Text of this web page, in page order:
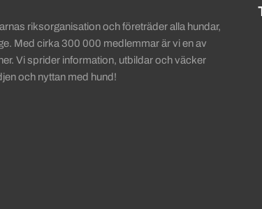
riksorganisation och företräder alla hundar,
Med cirka 300 000 medlemmar är vi en av
Vi sprider information, utbildar och väcker
och nyttan med hund!